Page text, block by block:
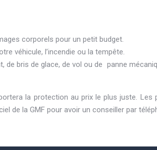
corporels pour un petit budget.
véhicule, l’incendie ou la tempête.
bris de glace, de vol ou de panne
la protection au prix le plus juste. Les
de la GMF pour avoir un conseiller par